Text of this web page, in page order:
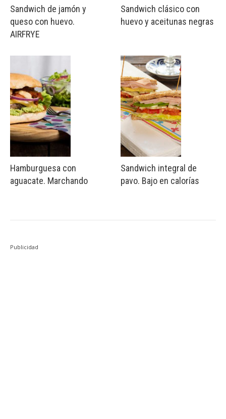
Sandwich de jamón y
queso con huevo.
AIRFRYE
Hamburguesa con
aguacate. Marchando
Sandwich clásico con
huevo y aceitunas negras
Sandwich integral de
pavo. Bajo en calorías
Publicidad